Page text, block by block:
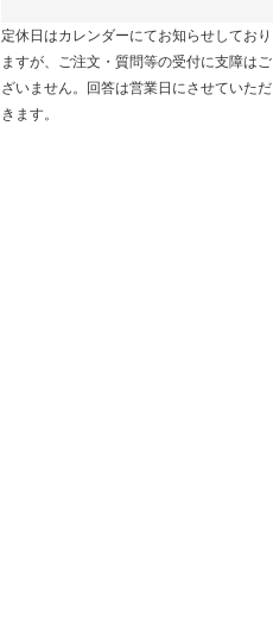
定休日はカレンダーにてお知らせしており
ますが、ご注文・質問等の受付に支障はご
ざいません。回答は営業日にさせていただ
きます。